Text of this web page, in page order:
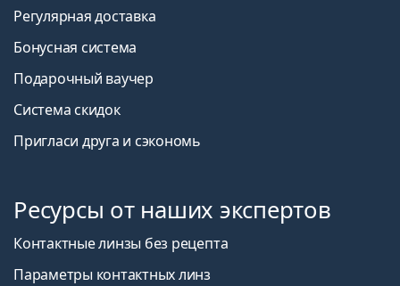
Регулярная доставка
Бонусная система
Подарочный ваучер
Система скидок
Пригласи друга и сэкономь
Ресурсы от наших экспертов
Контактные линзы без рецепта
Параметры контактных линз